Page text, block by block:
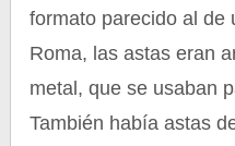
formato parecido al de
Roma, las astas eran
metal, que se usaban
También había astas